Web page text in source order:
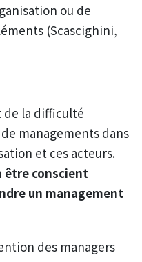
ou de
(Scascighini,
de la difficulté
managements dans
et ces acteurs.
être conscient
un management
des managers